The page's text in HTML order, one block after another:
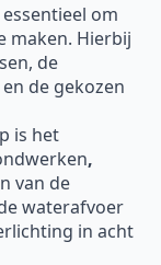
om
maken. Hierbij
de
de gekozen
is het
,
van de
waterafvoer
in acht